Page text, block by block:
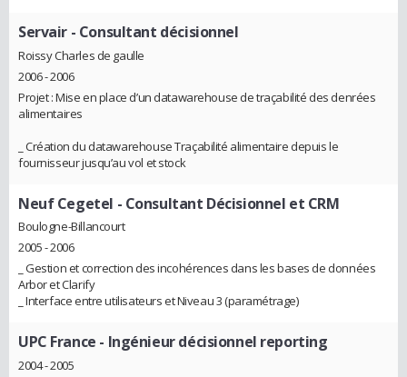
Servair - Consultant décisionnel
Roissy Charles de gaulle
2006 - 2006
Projet : Mise en place d’un datawarehouse de traçabilité des denrées
alimentaires
_ Création du datawarehouse Traçabilité alimentaire depuis le
fournisseur jusqu’au vol et stock
Neuf Cegetel - Consultant Décisionnel et CRM
Boulogne-Billancourt
2005 - 2006
_ Gestion et correction des incohérences dans les bases de données
Arbor et Clarify
_ Interface entre utilisateurs et Niveau 3 (paramétrage)
UPC France - Ingénieur décisionnel reporting
2004 - 2005